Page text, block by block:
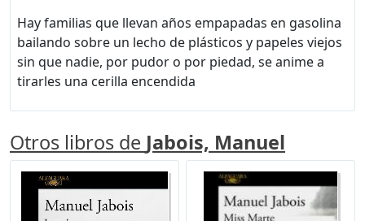
Hay familias que llevan años empapadas en gasolina
bailando sobre un lecho de plásticos y papeles viejos
sin que nadie, por pudor o por piedad, se anime a
tirarles una cerilla encendida
Otros libros de Jabois, Manuel